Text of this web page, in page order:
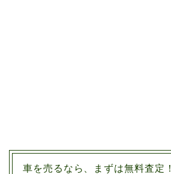
車を売るなら、まずは無料査定！